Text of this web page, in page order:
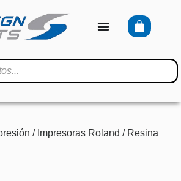
/ Impresoras Roland / Resina